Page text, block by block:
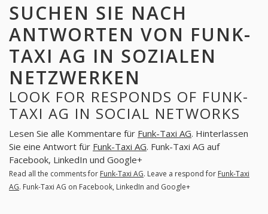
SUCHEN SIE NACH
ANTWORTEN VON FUNK-
TAXI AG IN SOZIALEN
NETZWERKEN
LOOK FOR RESPONDS OF FUNK-
TAXI AG IN SOCIAL NETWORKS
Lesen Sie alle Kommentare für Funk-Taxi AG. Hinterlassen
Sie eine Antwort für Funk-Taxi AG. Funk-Taxi AG auf
Facebook, LinkedIn und Google+
Read all the comments for Funk-Taxi AG. Leave a respond for Funk-Taxi
AG. Funk-Taxi AG on Facebook, LinkedIn and Google+